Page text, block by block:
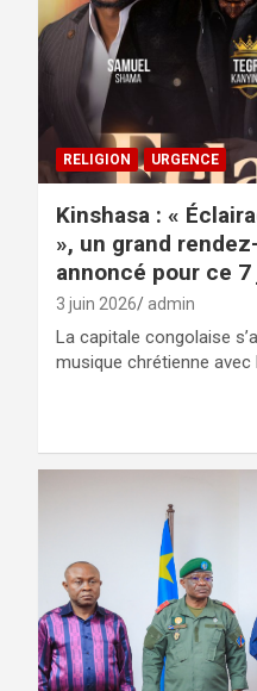
RELIGION URGENCE
Kinshasa : «
», un grand
annoncé pour ce 7
3 juin 2026 admin
La capitale congolaise
musique chrétienne avec